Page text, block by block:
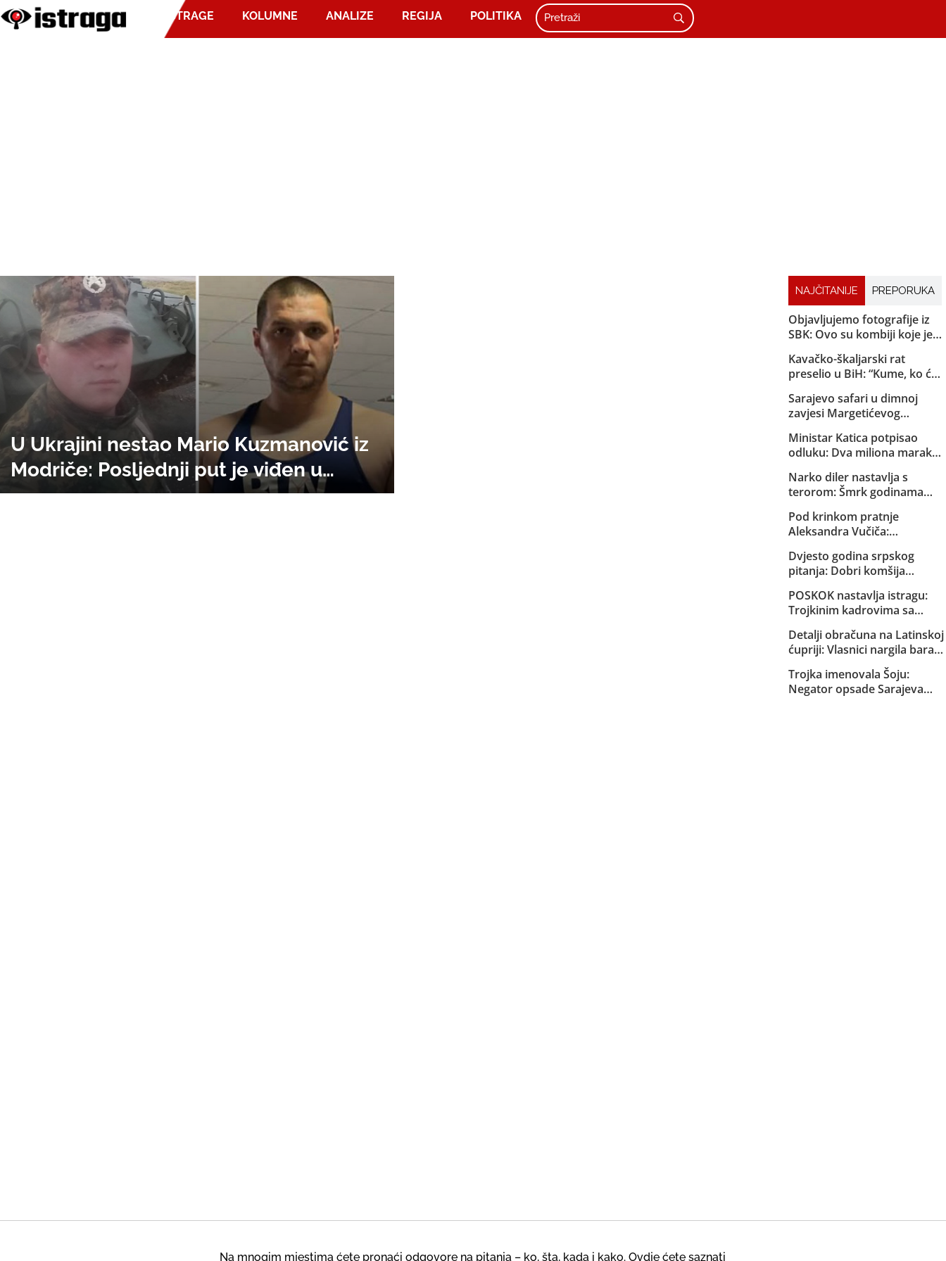
ISTRAGE KOLUMNE ANALIZE REGIJA POLITIKA
U Ukrajini nestao Mario Kuzmanović iz
Modriče: Posljednji put je viđen u
decembru 2024. godine kako, kao ruski
NAJČITANIJE PREPORUKA
Objavljujemo fotografije iz
SBK: Ovo su kombiji koje je
Republike Srpske za akciju u
Bugojnu!
Kavačko-škaljarski rat
preselio u BiH: “Kume, ko će
Sarajevo safari u dimnoj
zavjesi Margetićevog
medijski spektakl i nula
konkretnih dokaza
Ministar Katica potpisao
odluku: Dva miliona maraka
osiguranje helikoptera MUP-
a KS
Narko diler nastavlja s
terorom: Šmrk godinama
Sarajlije i snima svoje
brutalne akcije!
Pod krinkom pratnje
Aleksandra Vučiča:
upala u Federaciju. Kretali se
kvadovima i pješke po šumi
oko Bugojna. Specijalci MUP-
a SBK-a ih otjerali iz Kantona!
Dvjesto godina srpskog
pitanja: Dobri komšija
POSKOK nastavlja istragu:
Trojkinim kadrovima sa
produžene mjere zabrane
Detalji obračuna na Latinskoj
ćupriji: Vlasnici nargila bara
na koji je pucao Davud
Puškić pretukli njegovog
brata Sulejmana, on im
Trojka imenovala Šoju:
Negator opsade Sarajeva
Na mnogim mjestima ćete pronaći odgovore na pitanja – ko, šta, kada i kako. Ovdje ćete saznati